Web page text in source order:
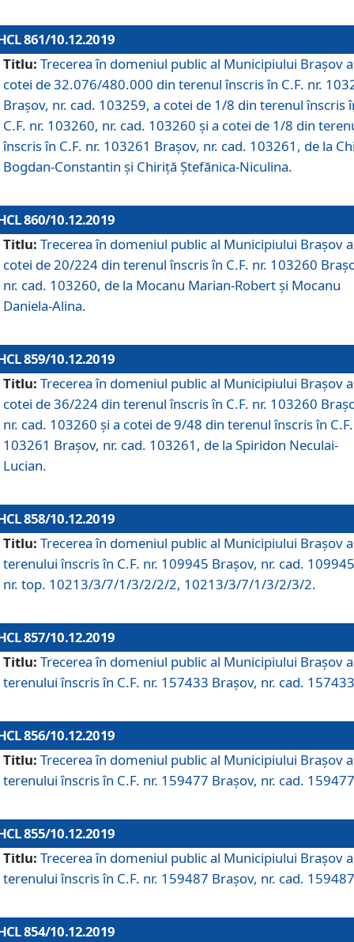
861/10.12.2019
Titlu: Trecerea în domeniul public al Municipiului Braşov a
cotei de 32.076/480.000 din terenul înscris în C.F. nr.
Brașov, nr. cad. 103259, a cotei de 1/8 din terenul înscris
C.F. nr. 103260, nr. cad. 103260 și a cotei de 1/8 din
înscris în C.F. nr. 103261 Brașov, nr. cad. 103261, de la
Bogdan-Constantin și Chiriță Ștefănica-Niculina.
860/10.12.2019
Titlu: Trecerea în domeniul public al Municipiului Braşov a
cotei de 20/224 din terenul înscris în C.F. nr. 103260
nr. cad. 103260, de la Mocanu Marian-Robert și Mocanu
Daniela-Alina.
859/10.12.2019
Titlu: Trecerea în domeniul public al Municipiului Braşov a
cotei de 36/224 din terenul înscris în C.F. nr. 103260
nr. cad. 103260 și a cotei de 9/48 din terenul înscris în
103261 Brașov, nr. cad. 103261, de la Spiridon Neculai-
Lucian.
858/10.12.2019
Titlu: Trecerea în domeniul public al Municipiului Braşov a
terenului înscris în C.F. nr. 109945 Brașov, nr. cad.
nr. top. 10213/3/7/1/3/2/2/2, 10213/3/7/1/3/2/3/2.
857/10.12.2019
Titlu: Trecerea în domeniul public al Municipiului Braşov a
terenului înscris în C.F. nr. 157433 Brașov, nr. cad.
856/10.12.2019
Titlu: Trecerea în domeniul public al Municipiului Braşov a
terenului înscris în C.F. nr. 159477 Brașov, nr. cad.
855/10.12.2019
Titlu: Trecerea în domeniul public al Municipiului Braşov a
terenului înscris în C.F. nr. 159487 Brașov, nr. cad.
854/10.12.2019